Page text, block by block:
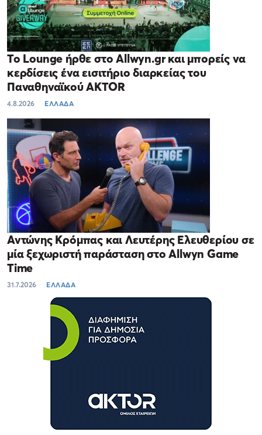
Το Lounge ήρθε στο Allwyn.gr και μπορείς να
κερδίσεις ένα εισιτήριο διαρκείας του
Παναθηναϊκού AKTOR
4.8.2026 ΕΛΛΑΔΑ
Αντώνης Κρόμπας και Λευτέρης Ελευθερίου σε
μία ξεχωριστή παράσταση στο Allwyn Game
Time
31.7.2026 ΕΛΛΑΔΑ